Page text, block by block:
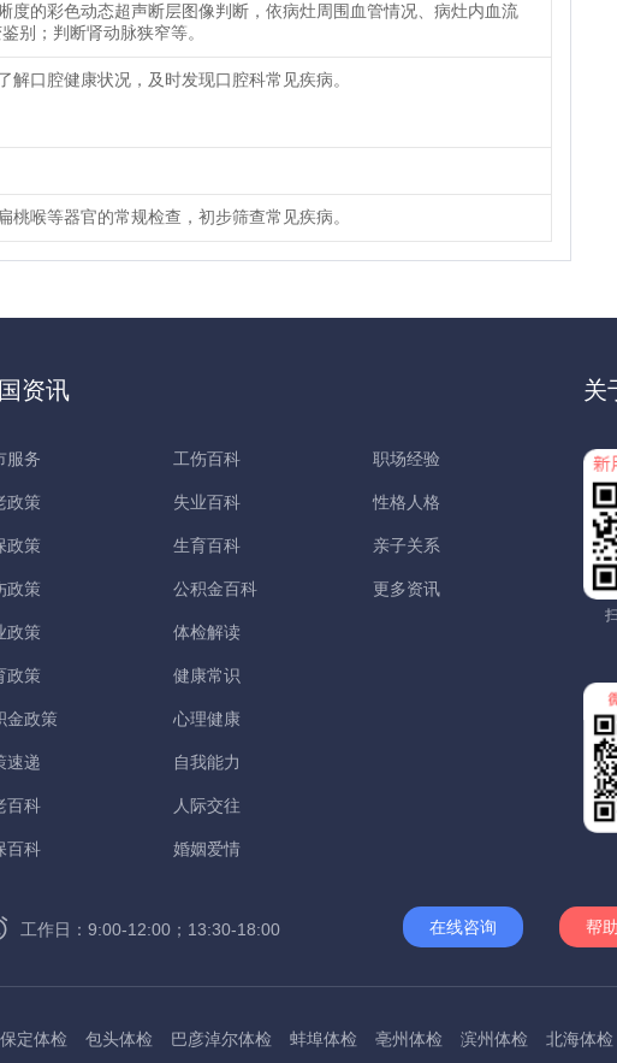
度的彩色动态超声断层图像判断，依病灶周围血管情况、病灶内血流
别；判断肾动脉狭窄等。
解口腔健康状况，及时发现口腔科常见疾病。
桃喉等器官的常规检查，初步筛查常见疾病。
资讯
服务
政策
政策
政策
政策
政策
金政策
速递
百科
百科
工伤百科
失业百科
生育百科
公积金百科
体检解读
健康常识
心理健康
自我能力
人际交往
婚姻爱情
职场经验
性格人格
亲子关系
更多资讯
关
工作日：9:00-12:00；13:30-18:00 在线咨询 帮
保定体检 包头体检 巴彦淖尔体检 蚌埠体检 亳州体检 滨州体检 北海体检